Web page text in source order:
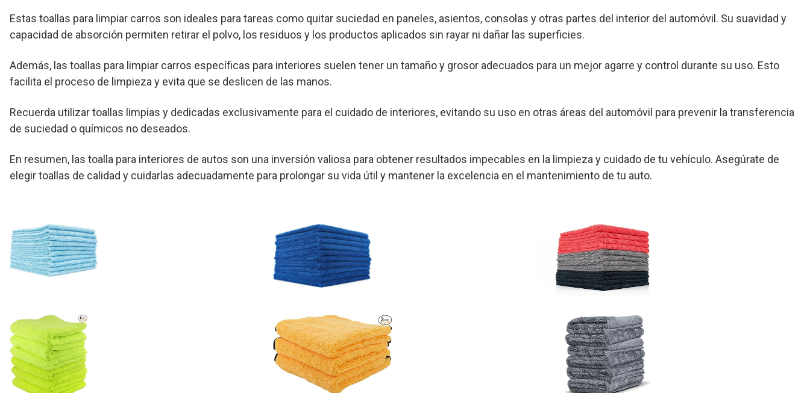
Estas toallas para limpiar carros son ideales para tareas como quitar suciedad en paneles, asientos, consolas y otras partes del interior del automóvil. Su suavidad y
capacidad de absorción permiten retirar el polvo, los residuos y los productos aplicados sin rayar ni dañar las superficies.
Además, las toallas para limpiar carros específicas para interiores suelen tener un tamaño y grosor adecuados para un mejor agarre y control durante su uso. Esto
facilita el proceso de limpieza y evita que se deslicen de las manos.
Recuerda utilizar toallas limpias y dedicadas exclusivamente para el cuidado de interiores, evitando su uso en otras áreas del automóvil para prevenir la transferencia
de suciedad o químicos no deseados.
En resumen, las toalla para interiores de autos son una inversión valiosa para obtener resultados impecables en la limpieza y cuidado de tu vehículo. Asegúrate de
elegir toallas de calidad y cuidarlas adecuadamente para prolongar su vida útil y mantener la excelencia en el mantenimiento de tu auto.